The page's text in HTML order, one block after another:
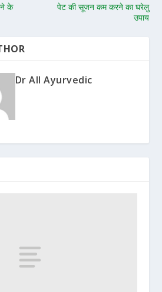
के
पेट की सूजन कम करने का घरेलु
उपाय
Dr All Ayurvedic